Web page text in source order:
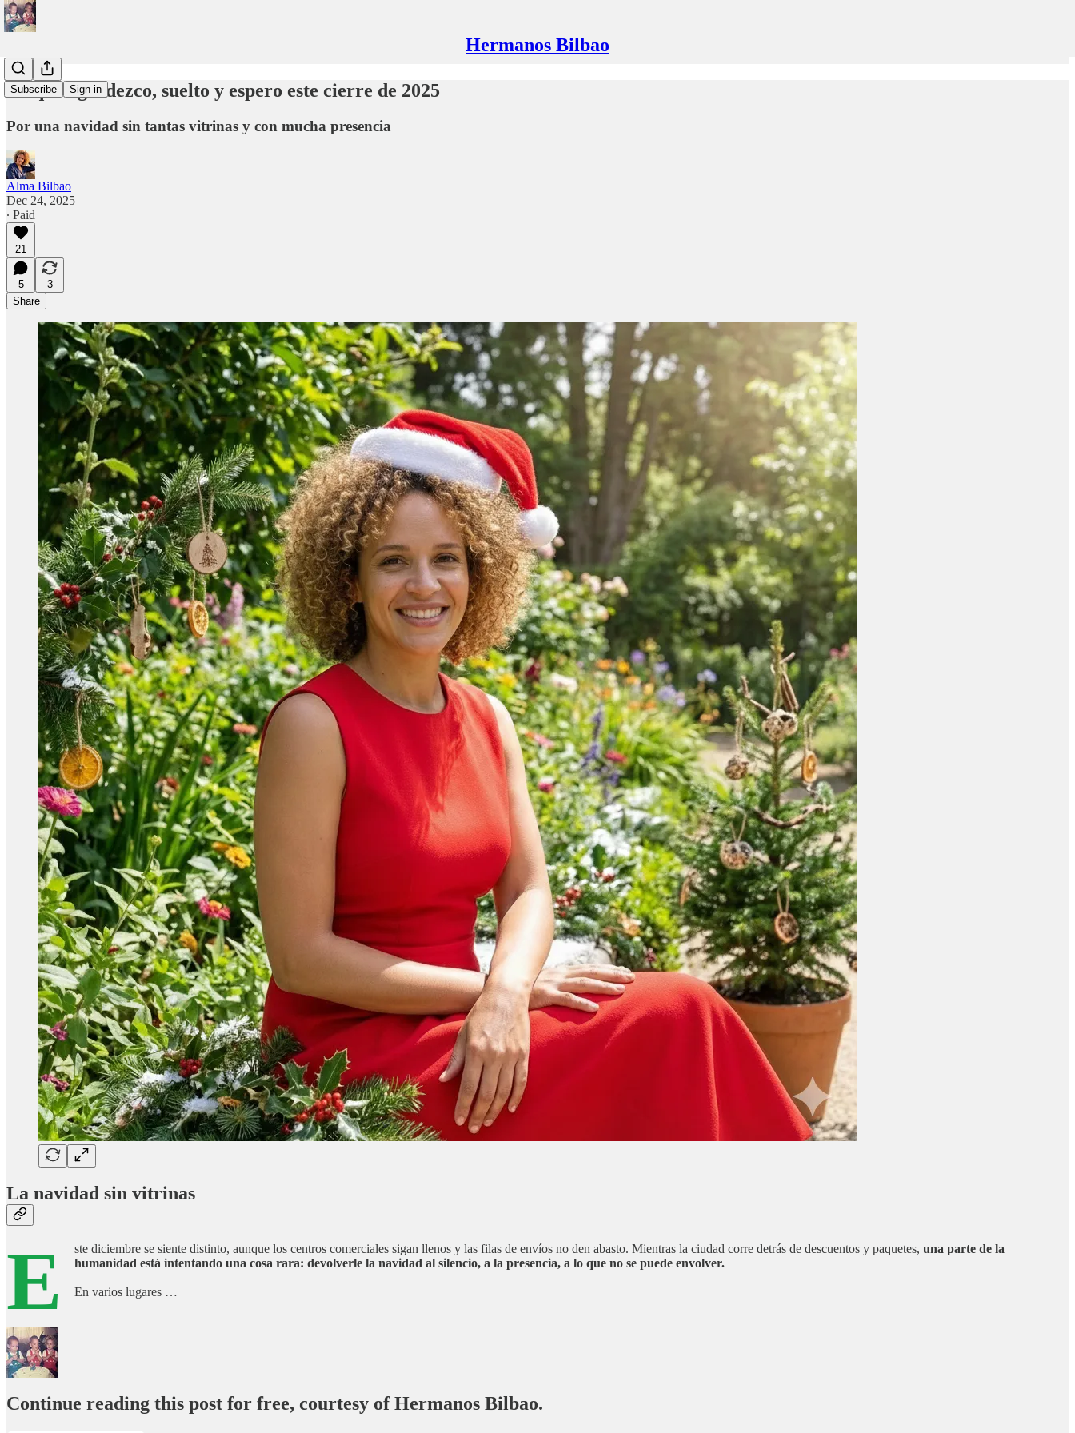
Hermanos Bilbao
Subscribe Sign in
Lo que agradezco, suelto y espero este cierre de 2025
Por una navidad sin tantas vitrinas y con mucha presencia
Alma Bilbao
Dec 24, 2025
∙ Paid
21
5
3
Share
La navidad sin vitrinas
E ste diciembre se siente distinto, aunque los centros comerciales sigan llenos y las filas de envíos no den abasto. Mientras la ciudad corre detrás de descuentos y paquetes, una parte de la
humanidad está intentando una cosa rara: devolverle la navidad al silencio, a la presencia, a lo que no se puede envolver.​​
En varios lugares …
Continue reading this post for free, courtesy of Hermanos Bilbao.